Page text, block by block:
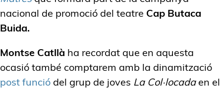
nacional de promoció del teatre Cap Butaca
Buida.
Montse Catllà ha recordat que en aquesta
ocasió també comptarem amb la dinamització
post funció del grup de joves La Col·locadaen el